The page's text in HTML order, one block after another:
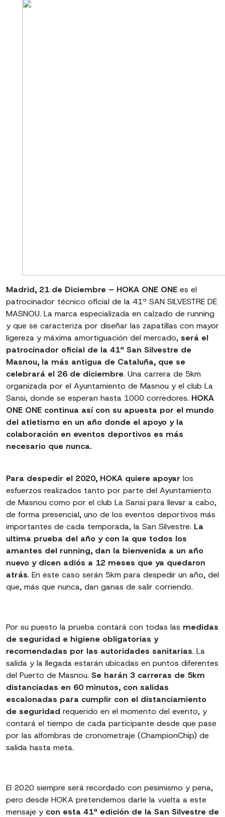
Madrid, 21 de Diciembre – HOKA ONE ONE es el
patrocinador técnico oficial de la 41ª SAN SILVESTRE DE
MASNOU. La marca especializada en calzado de running
y que se caracteriza por diseñar las zapatillas con mayor
ligereza y máxima amortiguación del mercado, será el
patrocinador oficial de la 41ª San Silvestre de
Masnou, la más antigua de Cataluña, que se
celebrará el 26 de diciembre. Una carrera de 5km
organizada por el Ayuntamiento de Masnou y el club La
Sansi, donde se esperan hasta 1000 corredores. HOKA
ONE ONE continua así con su apuesta por el mundo
del atletismo en un año donde el apoyo y la
colaboración en eventos deportivos es más
necesario que nunca.
Para despedir el 2020, HOKA quiere apoyar los
esfuerzos realizados tanto por parte del Ayuntamiento
de Masnou como por el club La Sansi para llevar a cabo,
de forma presencial, uno de los eventos deportivos más
importantes de cada temporada, la San Silvestre. La
ultima prueba del año y con la que todos los
amantes del running, dan la bienvenida a un año
nuevo y dicen adiós a 12 meses que ya quedaron
atrás. En este caso serán 5km para despedir un año, del
que, más que nunca, dan ganas de salir corriendo.
Por su puesto la prueba contará con todas las medidas
de seguridad e higiene obligatorias y
recomendadas por las autoridades sanitarias. La
salida y la llegada estarán ubicadas en puntos diferentes
del Puerto de Masnou. Se harán 3 carreras de 5km
distanciadas en 60 minutos, con salidas
escalonadas para cumplir con el distanciamiento
de seguridad requerido en el momento del evento, y
contará el tiempo de cada participante desde que pase
por las alfombras de cronometraje (ChampionChip) de
salida hasta meta.
El 2020 siempre será recordado con pesimismo y pena,
pero desde HOKA pretendemos darle la vuelta a este
mensaje y con esta 41ª edición de la San Silvestre de